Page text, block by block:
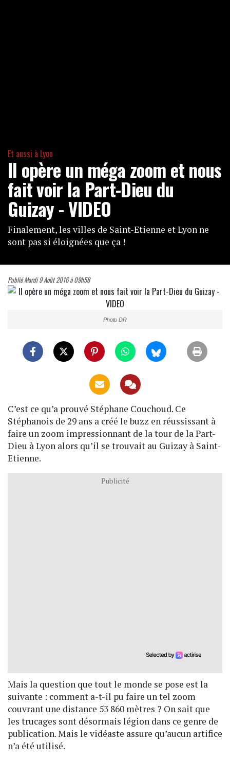
Et aussi à Lyon
Il opère un méga zoom et nous
fait voir la Part-Dieu du
Guizay - VIDEO
Finalement, les villes de Saint-Etienne et Lyon ne
sont pas si éloignées que ça !
Publié Mardi 9 Août 2016 à 09h58
Photo DR
C’est ce qu’a prouvé Stéphane Couchoud. Ce
Stéphanois de 29 ans a créé le buzz en réussissant à
faire un zoom impressionnant de la tour de la Part-
Dieu à Lyon alors qu’il se trouvait au Guizay à Saint-
Etienne.
Publicité
Mais la question que tout le monde se pose est la
suivante : comment a-t-il pu faire un tel zoom
couvrant une distance 53 860 mètres ? On sait que
les trucages sont désormais légion dans ce genre de
publication. Mais le vidéaste assure qu’aucun artifice
n’a été utilisé.